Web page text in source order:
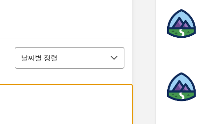
정렬
날짜별 정렬